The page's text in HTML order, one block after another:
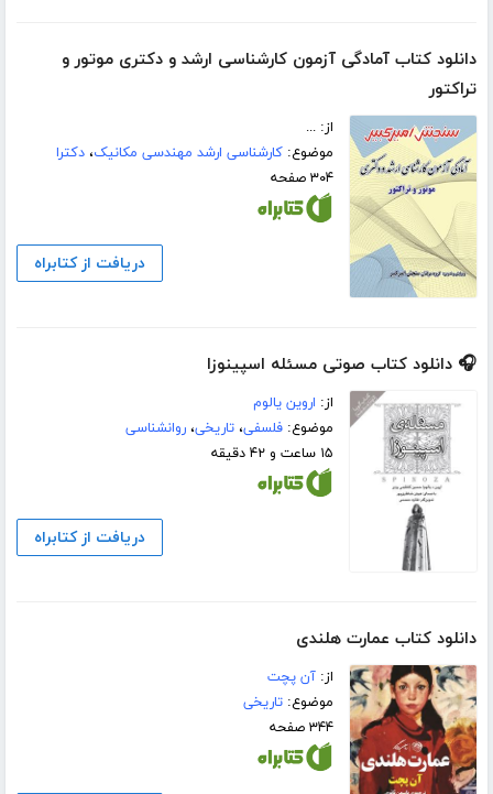
دانلود کتاب آمادگی آزمون کارشناسی ارشد و دکتری موتور و
تراکتور
از: ...
موضوع:کارشناسی ارشد مهندسی مکانیک،دکترا
۳۰۴ صفحه
دریافت از کتابراه
🎧 دانلود کتاب صوتی مسئله اسپینوزا
از: اروین یالوم
موضوع:فلسفی،تاریخی،روانشناسی
۱۵ ساعت و ۴۲ دقیقه
دریافت از کتابراه
دانلود کتاب عمارت هلندی
از:آن پچت
موضوع:تاریخی
۳۴۴ صفحه